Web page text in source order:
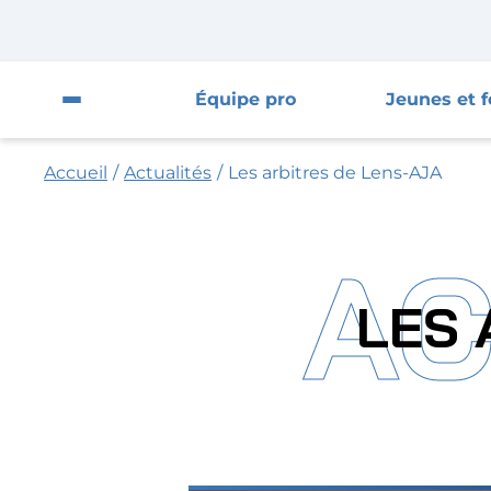
Ouvrir le menu du site
Équipe pro Jeunes et
Accueil / Actualités / Les arbitres de Lens-AJA
LES